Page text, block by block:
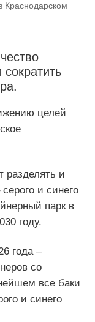
Краснодарском
целей
разделять и
и синего
парк в
году.
года –
со
все баки
и синего